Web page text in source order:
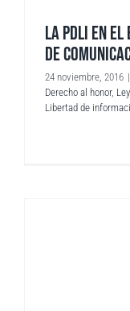
LA PDLI EN EL
DE
24 noviembre, 2016 |
Derecho al honor,
Libertad de